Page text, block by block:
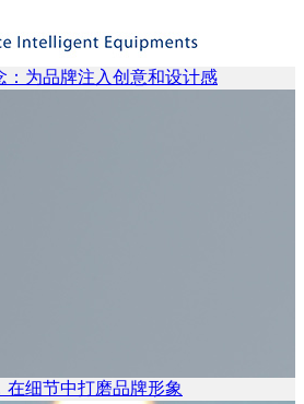
：为品牌注入创意和设计感
在细节中打磨品牌形象